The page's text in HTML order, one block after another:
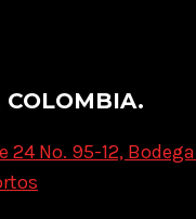
COLOMBIA.
24 No. 95-12,